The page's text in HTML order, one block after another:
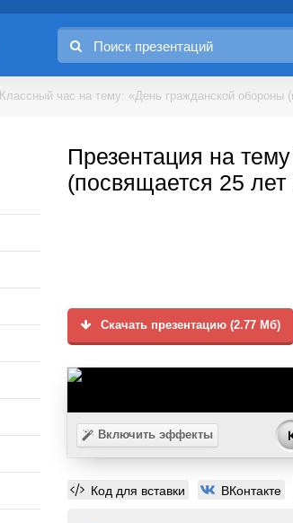
Классный час на тему: «День гражданской
Презентация на
(посвящается 25
Скачать презентацию (2.77 Мб)
Включить эффекты
Код для вставки ВКонтакте